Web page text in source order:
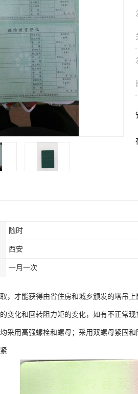
随时
西安
一月一次
，才能获得由省住房和城乡颁发的塔吊
变化和回转阻力矩的变化，如有不正常
采用高强螺栓和螺母；采用双螺母紧固